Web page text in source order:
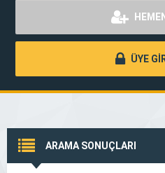
ÜYE
ARAMA SONUÇLARI